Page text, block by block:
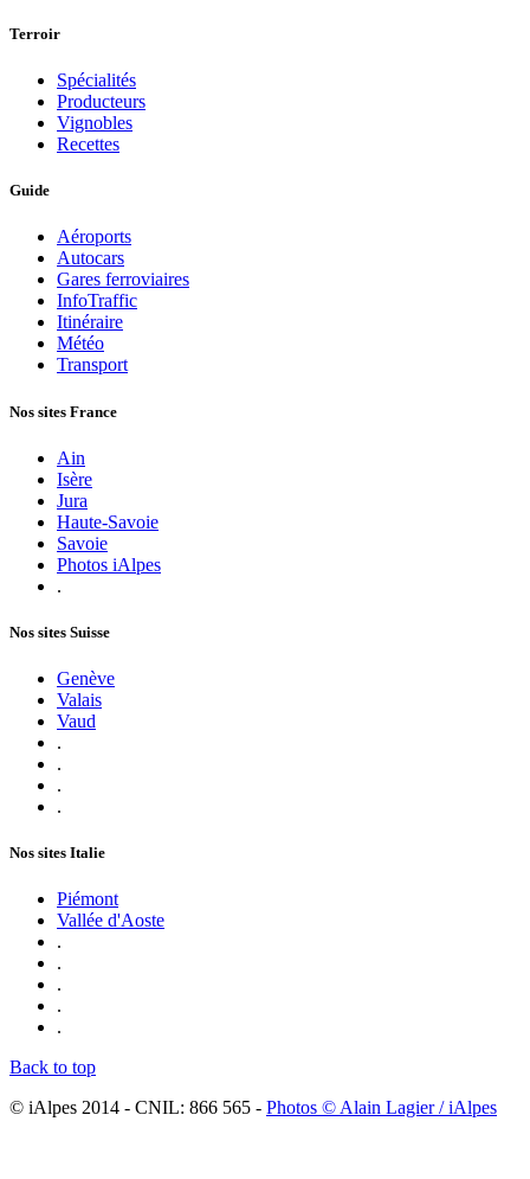
Terroir
Spécialités
Producteurs
Vignobles
Recettes
Guide
Aéroports
Autocars
Gares ferroviaires
InfoTraffic
Itinéraire
Météo
Transport
Nos sites France
Ain
Isère
Jura
Haute-Savoie
Savoie
Photos iAlpes
.
Nos sites Suisse
Genève
Valais
Vaud
.
.
.
.
Nos sites Italie
Piémont
Vallée d'Aoste
.
.
.
.
.
Back to top
© iAlpes 2014 - CNIL: 866 565 - Photos © Alain Lagier / iAlpes